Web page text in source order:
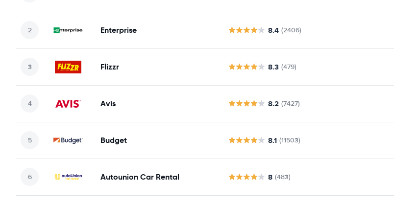
Enterprise 8.4 (2406)
Flizzr 8.3 (479)
Avis 8.2 (7427)
Budget 8.1 (11503)
Autounion Car Rental 8 (483)